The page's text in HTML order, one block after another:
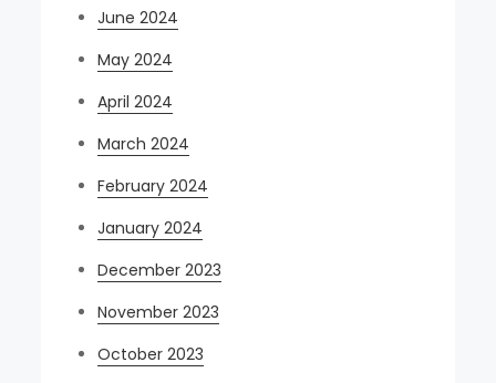
June 2024
May 2024
April 2024
March 2024
February 2024
January 2024
December 2023
November 2023
October 2023